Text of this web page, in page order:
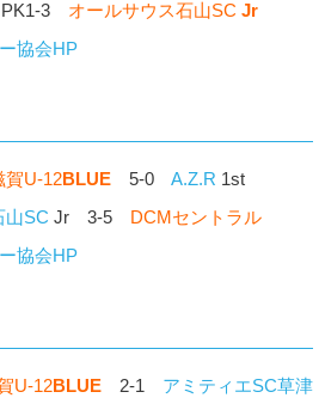
3 オールサウス石山SC Jr
協会HP
賀U-12BLUE 5-0 A.Z.R 1st
山SC Jr 3-5 DCMセントラル
協会HP
U-12BLUE 2-1 アミティエSC草津